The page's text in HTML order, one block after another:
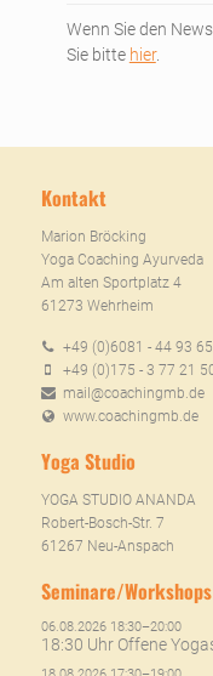
Wenn Sie den
Sie bitte hier.
Kontakt
Marion Bröcking
Yoga Coaching Ayurveda
Am alten Sportplatz 4
61273 Wehrheim
+49 (0)6081 - 44 93 65
+49 (0)175 - 3 77 21
mail@coachingmb.de
www.coachingmb.de
Yoga Studio
YOGA STUDIO ANANDA
Robert-Bosch-Str. 7
61267 Neu-Anspach
Seminare/Workshops
06.08.2026 18:30–20:00
18:30 Uhr Offene